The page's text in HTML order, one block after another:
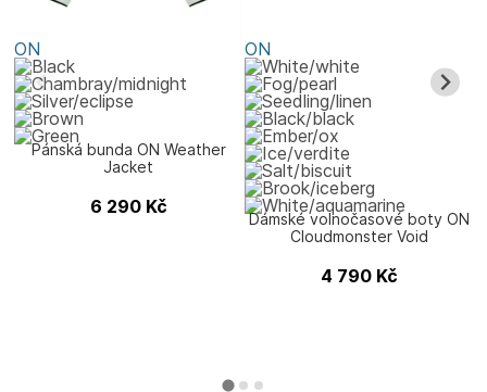
ON
Pánská bunda ON Weather
Jacket
6 290 Kč
ON
Dámské volnočasové boty ON
Cloudmonster Void
4 790 Kč